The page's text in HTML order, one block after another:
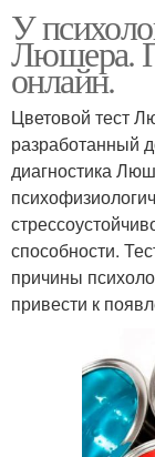
У
Люшера.
онлайн.
Цветовой тест
разработанный
диагностика
способности.
причины
привести к